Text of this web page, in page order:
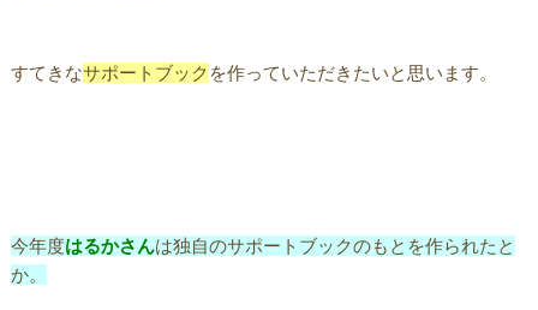
すてきなサポートブック を作っていただきたいと思います。
今年度はるかさんは独自のサポートブックのもとを作られたと
か。